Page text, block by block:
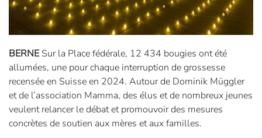
BERNE Sur la Place fédérale, 12 434 bougies ont été
allumées, une pour chaque interruption de grossesse
recensée en Suisse en 2024. Autour de Dominik Müggler
et de l’association Mamma, des élus et de nombreux jeunes
veulent relancer le débat et promouvoir des mesures
concrètes de soutien aux mères et aux familles.